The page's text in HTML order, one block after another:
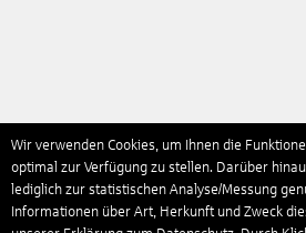
Wir verwenden Cookies, um Ihnen die
optimal zur Verfügung zu stellen. Darüber
lediglich zur statistischen Analyse/Messung
Informationen über Art, Herkunft und Zweck